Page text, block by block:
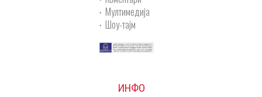
Мултимедија
Шоу-тајм
ИНФО